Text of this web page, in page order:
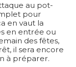
au pot-
pour
en vaut la
en entrée ou
des fêtes,
il sera encore
à préparer.